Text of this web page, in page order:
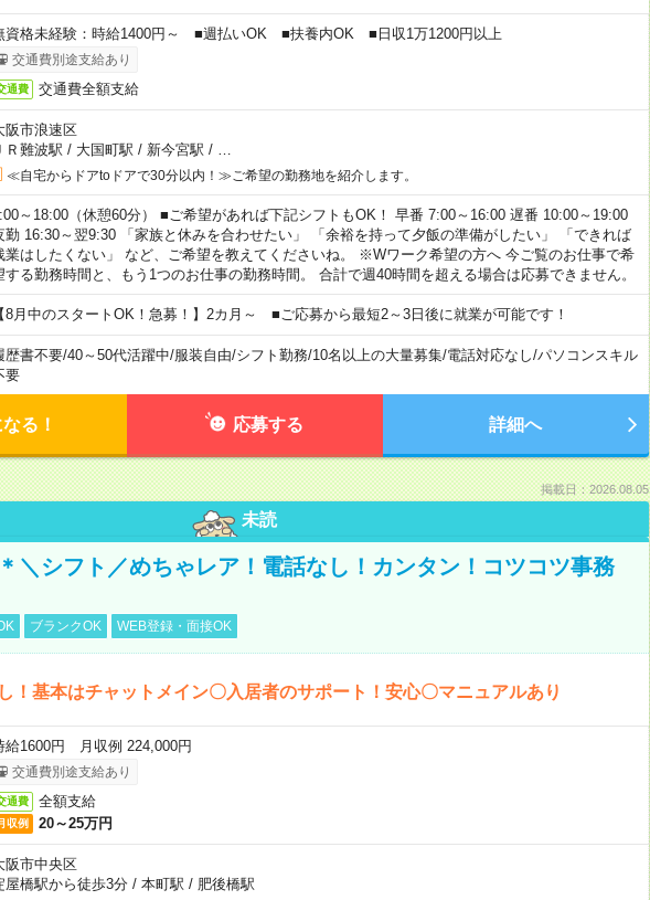
資格未経験：時給1400円～ ■週払いOK ■扶養内OK ■日収1万1200円以上
交通費別途支給あり
通費 交通費全額支給
阪市浪速区
ＪＲ難波駅 / 大国町駅 / 新今宮駅 /
≪自宅からドアtoドアで30分以内！≫ご希望の勤務地を紹介します。
～18:00（休憩60分） ■ご希望があれば下記シフトもOK！ 早番 7:00～16:00 遅番 10:00～19:00
勤 16:30～翌9:30 「家族と休みを合わせたい」 「余裕を持って夕飯の準備がしたい」 「できれば
業はしたくない」 など、ご希望を教えてくださいね。 ※Wワーク希望の方へ 今ご覧のお仕事で希
する勤務時間と、もう1つのお仕事の勤務時間。 合計で週40時間を超える場合は応募できません。
【8月中のスタートOK！急募！】2カ月～ ■ご応募から最短2～3日後に就業が可能です！
歴書不要/40～50代活躍中/服装自由/シフト勤務/10名以上の大量募集/電話対応なし/パソコンスキル
要
る！ 応募する 詳細へ
掲載日：2026.08.05
未読
＼シフト／めちゃレア！電話なし！カンタン！コツコツ事務
ブランクOK WEB登録・面接OK
！基本はチャットメイン〇入居者のサポート！安心〇マニュアルあり
給1600円 月収例 224,000円
交通費別途支給あり
通費 全額支給
収例 20～25万円
阪市中央区
屋橋駅から徒歩3分/ 本町駅 / 肥後橋駅